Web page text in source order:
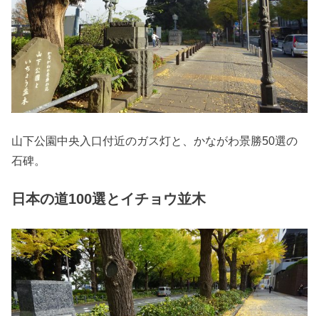
山下公園中央入口付近のガス灯と、かながわ景勝50選の
石碑。
日本の道100選とイチョウ並木